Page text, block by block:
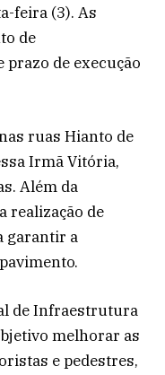
feira (3). As
de
de execução
ruas Hianto de
Irmã Vitória,
Além da
realização de
garantir a
de Infraestrutura
melhorar as
e pedestres,